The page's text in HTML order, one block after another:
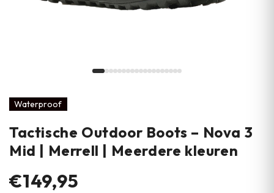
Waterproof
Tactische Outdoor Boots – Nova 3
Mid | Merrell | Meerdere kleuren
€149,95